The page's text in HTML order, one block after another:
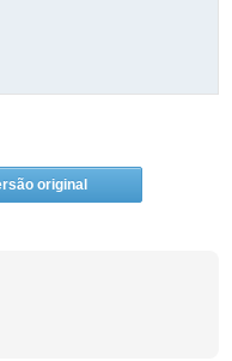
original